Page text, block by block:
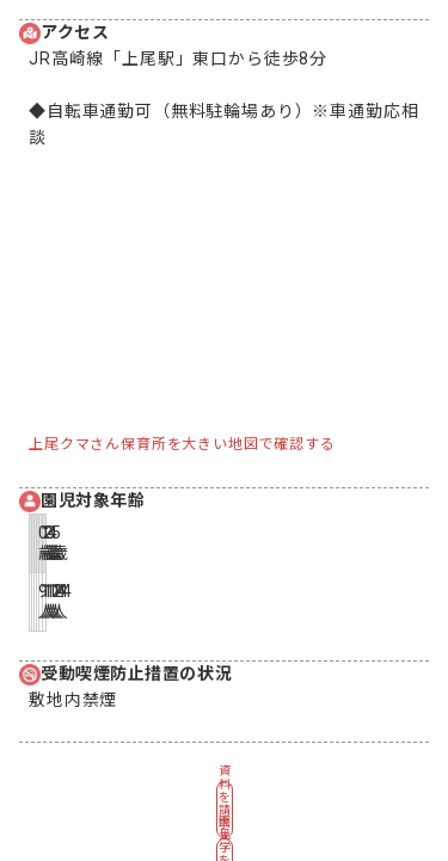
アクセス
JR高崎線「上尾駅」東口から徒歩8分
◆自転車通勤可（無料駐輪場あり）※車通勤応相
談
上尾クマさん保育所を大きい地図で確認する
園児対象年齢
0
歳
1
歳
2
歳
3
歳
4
歳
5
歳
9
人
12
人
12
人
14
人
14
人
14
人
受動喫煙防止措置の状況
敷地内禁煙
資
料
を
請
求
す
る
園
見
学